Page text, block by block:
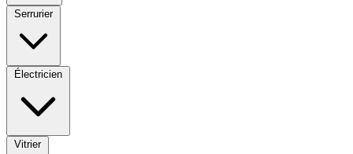
Serrurier
Électricien
Vitrier